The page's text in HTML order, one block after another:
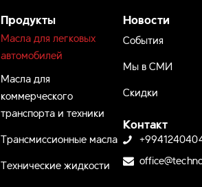
Продукты
Масла для легковых
автомобилей
Масла для
коммерческого
транспорта и техники
Трансмиссионные масла
Технические жидкости
Новости
События
Мы в СМИ
Скидки
Контакт